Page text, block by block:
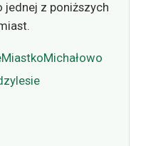
jednej z poniższych
MiastkoMichałowo